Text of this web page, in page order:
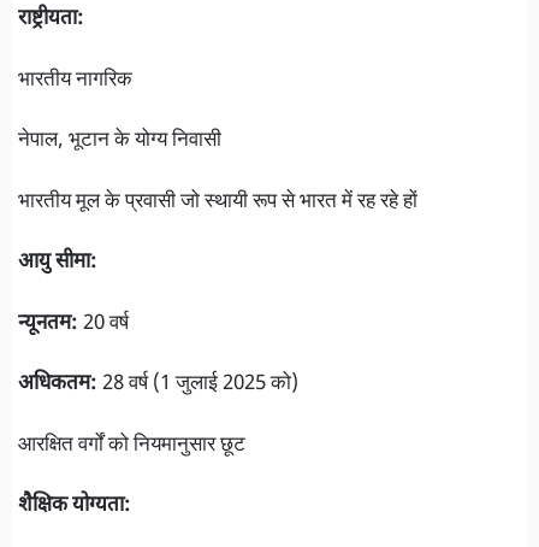
राष्ट्रीयता:
भारतीय नागरिक
नेपाल, भूटान के योग्य निवासी
भारतीय मूल के प्रवासी जो स्थायी रूप से भारत में रह रहे हों
आयु सीमा:
न्यूनतम: 20 वर्ष
अधिकतम: 28 वर्ष (1 जुलाई 2025 को)
आरक्षित वर्गों को नियमानुसार छूट
शैक्षिक योग्यता: